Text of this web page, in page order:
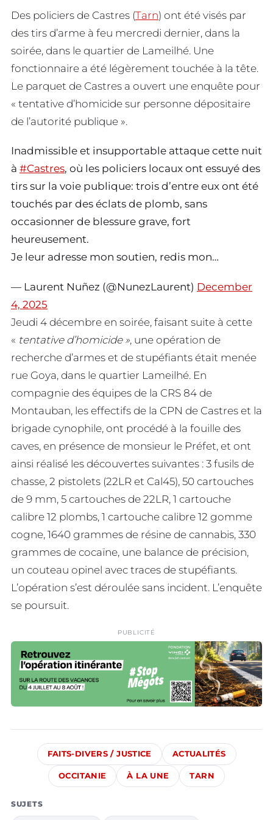
Des policiers de Castres (Tarn) ont été visés par
des tirs d’arme à feu mercredi dernier, dans la
soirée, dans le quartier de Lameilhé. Une
fonctionnaire a été légèrement touchée à la tête.
Le parquet de Castres a ouvert une enquête pour
« tentative d’homicide sur personne dépositaire
de l’autorité publique ».
Inadmissible et insupportable attaque cette nuit
à #Castres, où les policiers locaux ont essuyé des
tirs sur la voie publique: trois d’entre eux ont été
touchés par des éclats de plomb, sans
occasionner de blessure grave, fort
heureusement.
Je leur adresse mon soutien, redis mon…
— Laurent Nuñez (@NunezLaurent) December
4, 2025
Jeudi 4 décembre en soirée, faisant suite à cette
« tentative d’homicide », une opération de
recherche d’armes et de stupéfiants était menée
rue Goya, dans le quartier Lameilhé. En
compagnie des équipes de la CRS 84 de
Montauban, les effectifs de la CPN de Castres et la
brigade cynophile, ont procédé à la fouille des
caves, en présence de monsieur le Préfet, et ont
ainsi réalisé les découvertes suivantes : 3 fusils de
chasse, 2 pistolets (22LR et Cal45), 50 cartouches
de 9 mm, 5 cartouches de 22LR, 1 cartouche
calibre 12 plombs, 1 cartouche calibre 12 gomme
cogne, 1640 grammes de résine de cannabis, 330
grammes de cocaïne, une balance de précision,
un couteau opinel avec traces de stupéfiants.
L’opération s’est déroulée sans incident. L’enquête
se poursuit.
PUBLICITÉ
FAITS-DIVERS / JUSTICE ACTUALITÉS
OCCITANIE À LA UNE TARN
SUJETS